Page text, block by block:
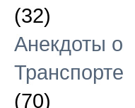
(32)
Анекдоты о
Транспорте
(70)